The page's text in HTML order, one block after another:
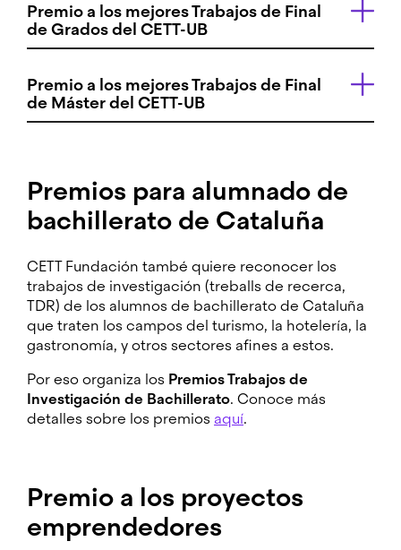
Premio a los mejores Trabajos de Final
de Grados del CETT-UB
Premio a los mejores Trabajos de Final
de Máster del CETT-UB
Premios para alumnado de
bachillerato de Cataluña
CETT Fundación també quiere reconocer los
trabajos de investigación (treballs de recerca,
TDR) de los alumnos de bachillerato de Cataluña
que traten los campos del turismo, la hotelería, la
gastronomía, y otros sectores afines a estos.
Por eso organiza los Premios Trabajos de
Investigación de Bachillerato. Conoce más
detalles sobre los premios aquí.
Premio a los proyectos
emprendedores